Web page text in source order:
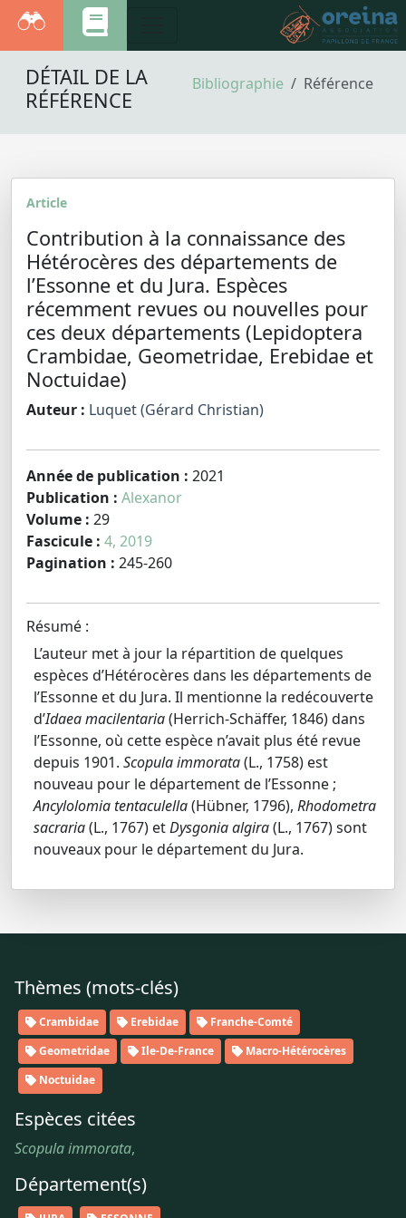
Bibliographie Référence
DÉTAIL DE LA
RÉFÉRENCE
Article
Contribution à la connaissance des
Hétérocères des départements de
l’Essonne et du Jura. Espèces
récemment revues ou nouvelles pour
ces deux départements (Lepidoptera
Crambidae, Geometridae, Erebidae et
Noctuidae)
Auteur : Luquet (Gérard Christian)
Année de publication : 2021
Publication : Alexanor
Volume : 29
Fascicule : 4, 2019
Pagination : 245-260
Résumé :
L’auteur met à jour la répartition de quelques
espèces d’Hétérocères dans les départements de
l’Essonne et du Jura. Il mentionne la redécouverte
d’Idaea macilentaria(Herrich-Schäffer, 1846) dans
l’Essonne, où cette espèce n’avait plus été revue
depuis 1901. Scopula immorata(L., 1758) est
nouveau pour le département de l’Essonne ;
Ancylolomia tentaculella(Hübner, 1796), Rhodometra
sacraria(L., 1767) etDysgonia algira(L., 1767) sont
nouveaux pour le département du Jura.
Thèmes (mots-clés)
Crambidae Erebidae
Franche-Comté
Geometridae
Ile-De-France
Macro-Hétérocères
Noctuidae
Espèces citées
Scopula immorata,
Département(s)